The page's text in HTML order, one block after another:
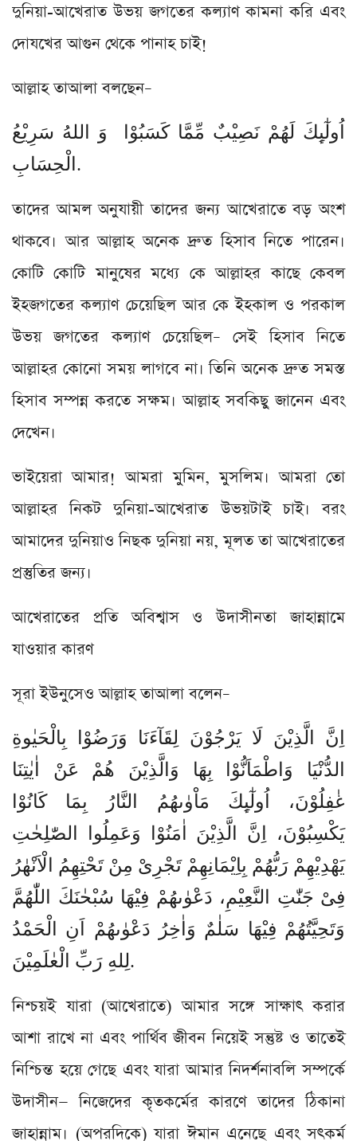
দুনিয়া-আখেরাত উভয় জগতের কল্যাণ কামনা করি এবং
দোযখের আগুন থেকে পানাহ চাই!
আল্লাহ তাআলা বলছেন–
اُولٰٓىِٕكَ لَهُمْ نَصِیْبٌ مِّمَّا كَسَبُوْا وَ اللهُ سَرِیْعُ
الْحِسَابِ.
তাদের আমল অনুযায়ী তাদের জন্য আখেরাতে বড় অংশ
থাকবে। আর আল্লাহ অনেক দ্রুত হিসাব নিতে পারেন।
কোটি কোটি মানুষের মধ্যে কে আল্লাহর কাছে কেবল
ইহজগতের কল্যাণ চেয়েছিল আর কে ইহকাল ও পরকাল
উভয় জগতের কল্যাণ চেয়েছিল– সেই হিসাব নিতে
আল্লাহর কোনো সময় লাগবে না। তিনি অনেক দ্রুত সমস্ত
হিসাব সম্পন্ন করতে সক্ষম। আল্লাহ সবকিছু জানেন এবং
দেখেন।
ভাইয়েরা আমার! আমরা মুমিন, মুসলিম। আমরা তো
আল্লাহর নিকট দুনিয়া-আখেরাত উভয়টাই চাই। বরং
আমাদের দুনিয়াও নিছক দুনিয়া নয়, মূলত তা আখেরাতের
প্রস্তুতির জন্য।
আখেরাতের প্রতি অবিশ্বাস ও উদাসীনতা জাহান্নামে
যাওয়ার কারণ
সূরা ইউনুসেও আল্লাহ তাআলা বলেন–
اِنَّ الَّذِیْنَ لَا یَرْجُوْنَ لِقَآءَنَا وَرَضُوْا بِالْحَیٰوةِ
الدُّنْیَا وَاطْمَاَنُّوْا بِهَا وَالَّذِیْنَ هُمْ عَنْ اٰیٰتِنَا
غٰفِلُوْنَ، اُولٰٓىِٕكَ مَاْوٰىهُمُ النَّارُ بِمَا كَانُوْا
یَكْسِبُوْنَ، اِنَّ الَّذِیْنَ اٰمَنُوْا وَعَمِلُوا الصّٰلِحٰتِ
یَهْدِیْهِمْ رَبُّهُمْ بِاِیْمَانِهِمْ تَجْرِیْ مِنْ تَحْتِهِمُ الْاَنْهٰرُ
فِیْ جَنّٰتِ النَّعِیْمِ، دَعْوٰىهُمْ فِیْهَا سُبْحٰنَكَ اللّٰهُمَّ
وَتَحِیَّتُهُمْ فِیْهَا سَلٰمٌ وَاٰخِرُ دَعْوٰىهُمْ اَنِ الْحَمْدُ
لِلهِ رَبِّ الْعٰلَمِیْنَ.
নিশ্চয়ই যারা (আখেরাতে) আমার সঙ্গে সাক্ষাৎ করার
আশা রাখে না এবং পার্থিব জীবন নিয়েই সন্তুষ্ট ও তাতেই
নিশ্চিন্ত হয়ে গেছে এবং যারা আমার নিদর্শনাবলি সম্পর্কে
উদাসীন— নিজেদের কৃতকর্মের কারণে তাদের ঠিকানা
জাহান্নাম। (অপরদিকে) যারা ঈমান এনেছে এবং সৎকর্ম